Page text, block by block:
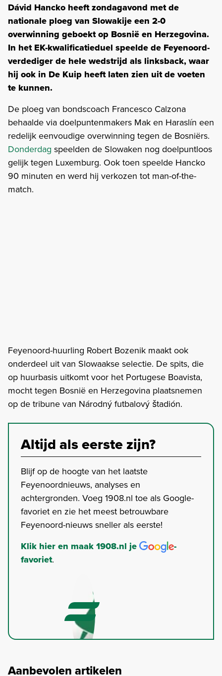
Dávid Hancko heeft zondagavond met de
nationale ploeg van Slowakije een 2-0
overwinning geboekt op Bosnië en Herzegovina.
In het EK-kwalificatieduel speelde de Feyenoord-
verdediger de hele wedstrijd als linksback, waar
hij ook in De Kuip heeft laten zien uit de voeten
te kunnen.
De ploeg van bondscoach Francesco Calzona
behaalde via doelpuntenmakers Mak en Haraslín een
redelijk eenvoudige overwinning tegen de Bosniërs.
Donderdag speelden de Slowaken nog doelpuntloos
gelijk tegen Luxemburg. Ook toen speelde Hancko
90 minuten en werd hij verkozen tot man-of-the-
match.
Feyenoord-huurling Robert Bozenik maakt ook
onderdeel uit van Slowaakse selectie. De spits, die
op huurbasis uitkomt voor het Portugese Boavista,
mocht tegen Bosnië en Herzegovina plaatsnemen
op de tribune van Národný futbalový štadión.
Altijd als eerste zijn?
Blijf op de hoogte van het laatste
Feyenoordnieuws, analyses en
achtergronden. Voeg 1908.nl toe als Google-
favoriet en zie het meest betrouwbare
Feyenoord-nieuws sneller als eerste!
Klik hier en maak 1908.nl je
-
favoriet.
Aanbevolen artikelen